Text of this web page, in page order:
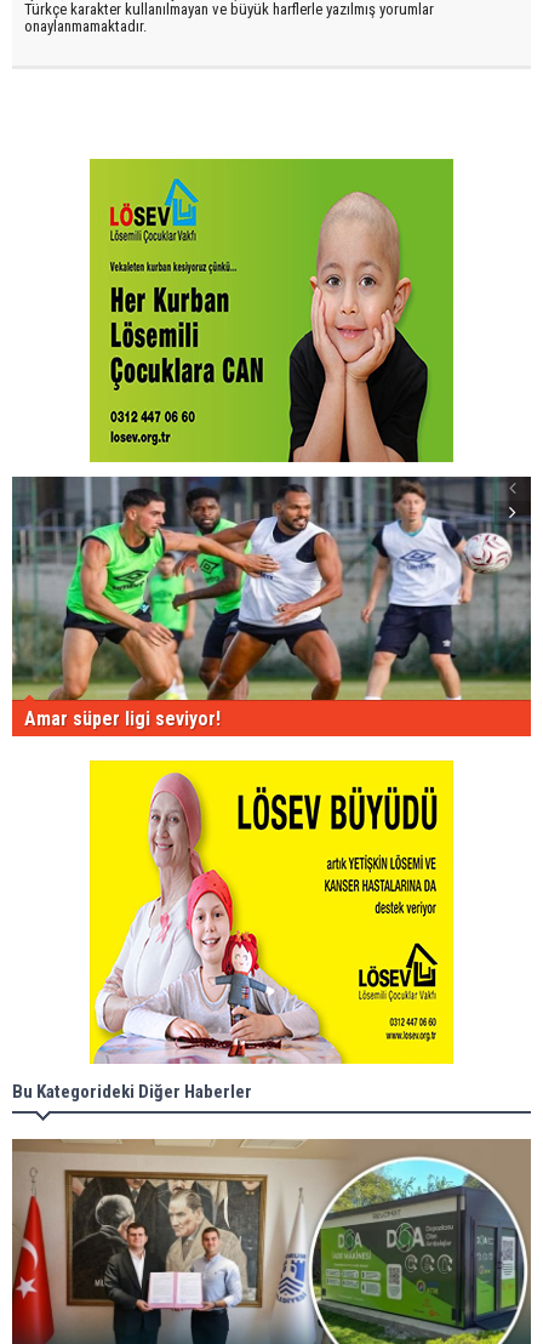
Türkçe karakter kullanılmayan ve büyük harflerle yazılmış yorumlar
onaylanmamaktadır.
Amar süper ligi seviyor!
Bu Kategorideki Diğer Haberler